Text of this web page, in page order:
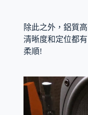
除此之外，鋁質
清晰度和定位都
柔順!